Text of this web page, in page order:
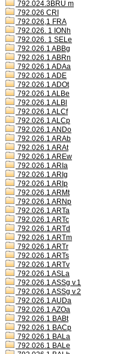
792.024.3BRU m
792.026 CRI
792.026,1 FRA
792.026. 1 IONh
792.026. 1 SELe
792.026.1 ABBg
792.026.1 ABRn
792.026.1 ADAa
792.026.1 ADE
792.026.1 ADOt
792.026.1 ALBe
792.026.1 ALBl
792.026.1 ALCf
792.026.1 ALCp
792.026.1 ANDo
792.026.1 ARAb
792.026.1 ARAt
792.026.1 AREw
792.026.1 ARIa
792.026.1 ARIg
792.026.1 ARIp
792.026.1 ARMt
792.026.1 ARNp
792.026.1 ARTa
792.026.1 ARTc
792.026.1 ARTd
792.026.1 ARTm
792.026.1 ARTr
792.026.1 ARTs
792.026.1 ARTv
792.026.1 ASLa
792.026.1 ASSg v.1
792.026.1 ASSg v.2
792.026.1 AUDa
792.026.1 AZOa
792.026.1 BABt
792.026.1 BACp
792.026.1 BALa
792.026.1 BALe